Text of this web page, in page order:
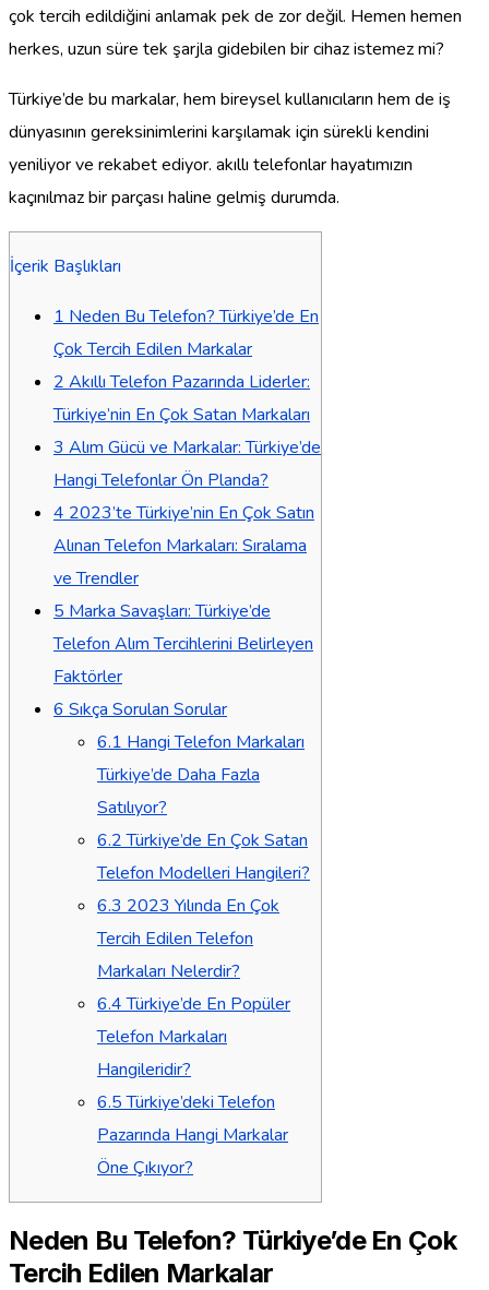
çok tercih edildiğini anlamak pek de zor değil. Hemen hemen
herkes, uzun süre tek şarjla gidebilen bir cihaz istemez mi?
Türkiye’de bu markalar, hem bireysel kullanıcıların hem de iş
dünyasının gereksinimlerini karşılamak için sürekli kendini
yeniliyor ve rekabet ediyor. akıllı telefonlar hayatımızın
kaçınılmaz bir parçası haline gelmiş durumda.
İçerik Başlıkları
1 Neden Bu Telefon? Türkiye’de En
Çok Tercih Edilen Markalar
2 Akıllı Telefon Pazarında Liderler:
Türkiye’nin En Çok Satan Markaları
3 Alım Gücü ve Markalar: Türkiye’de
Hangi Telefonlar Ön Planda?
4 2023’te Türkiye’nin En Çok Satın
Alınan Telefon Markaları: Sıralama
ve Trendler
5 Marka Savaşları: Türkiye’de
Telefon Alım Tercihlerini Belirleyen
Faktörler
6 Sıkça Sorulan Sorular
6.1 Hangi Telefon Markaları
Türkiye’de Daha Fazla
Satılıyor?
6.2Türkiye’de En Çok Satan
Telefon Modelleri Hangileri?
6.3 2023 Yılında En Çok
Tercih Edilen Telefon
Markaları Nelerdir?
6.4Türkiye’de En Popüler
Telefon Markaları
Hangileridir?
6.5Türkiye’deki Telefon
Pazarında Hangi Markalar
Öne Çıkıyor?
Neden Bu Telefon? Türkiye’de En Çok
Tercih Edilen Markalar